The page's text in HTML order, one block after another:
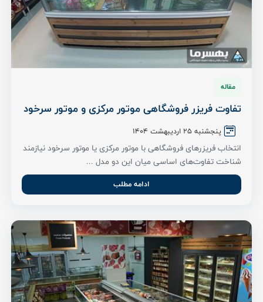
مقاله
تفاوت فریزر فروشگاهی موتور مرکزی و موتور سرخود
پنجشنبه 25 اردیبهشت ۱۴۰۴
انتخاب فریزرهای فروشگاهی با موتور مرکزی یا موتور سرخود نیازمند
شناخت تفاوت‌های اساسی میان این دو مدل ...
ادامه مطلب